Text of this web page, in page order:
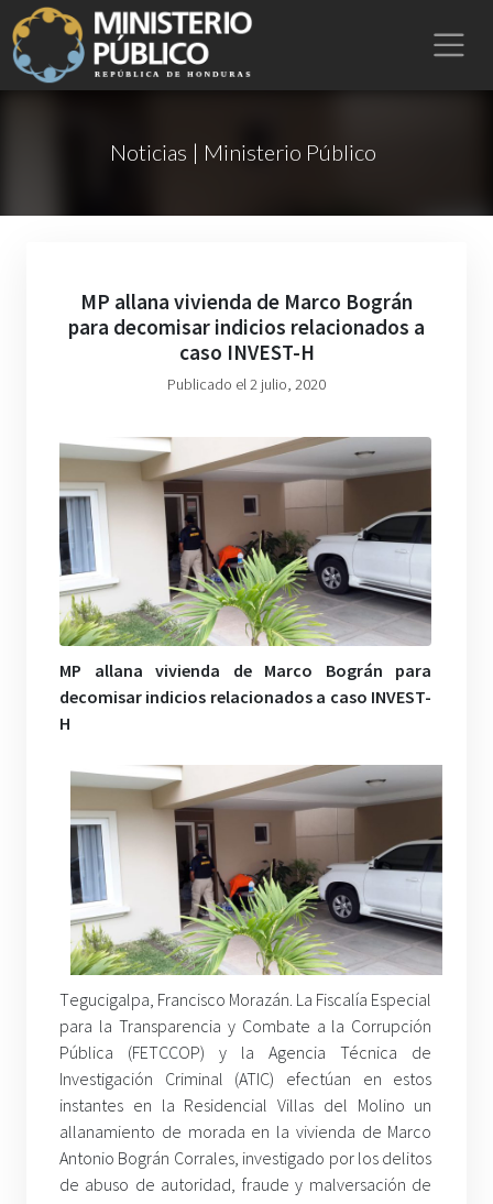
Noticias | Ministerio Público
MP allana vivienda de Marco Bográn
para decomisar indicios relacionados a
caso INVEST-H
Publicado el 2 julio, 2020
MP allana vivienda de Marco Bográn para
decomisar indicios relacionados a caso INVEST-
H
Tegucigalpa, Francisco Morazán. La Fiscalía Especial
para la Transparencia y Combate a la Corrupción
Pública (FETCCOP) y la Agencia Técnica de
Investigación Criminal (ATIC) efectúan en estos
instantes en la Residencial Villas del Molino un
allanamiento de morada en la vivienda de Marco
Antonio Bográn Corrales, investigado por los delitos
de abuso de autoridad, fraude y malversación de